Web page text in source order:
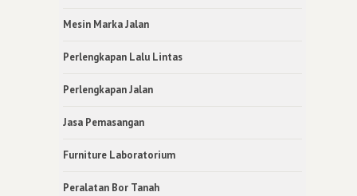
Mesin Marka Jalan
Perlengkapan Lalu Lintas
Perlengkapan Jalan
Jasa Pemasangan
Furniture Laboratorium
Peralatan Bor Tanah